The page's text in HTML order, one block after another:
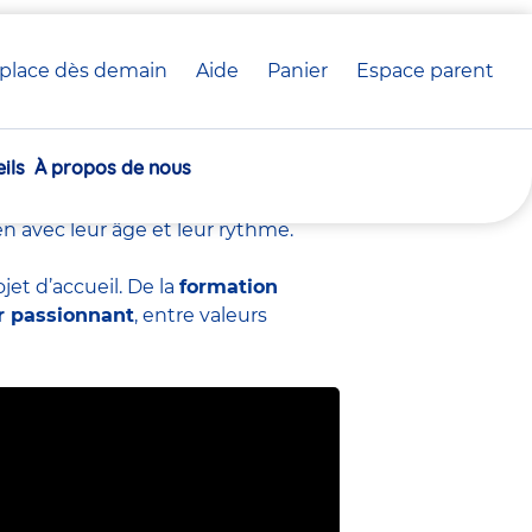
dès demain Aide Panier crèche(s)
Espace parent
À propos de nousdes tout-petits en
avec leur âge et leur rythme.
d’accueil. De la formation
passionnant, entre valeurs